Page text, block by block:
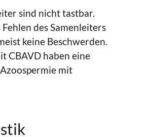
sind nicht tastbar.
des Samenleiters
keine Beschwerden.
CBAVD haben eine
mit